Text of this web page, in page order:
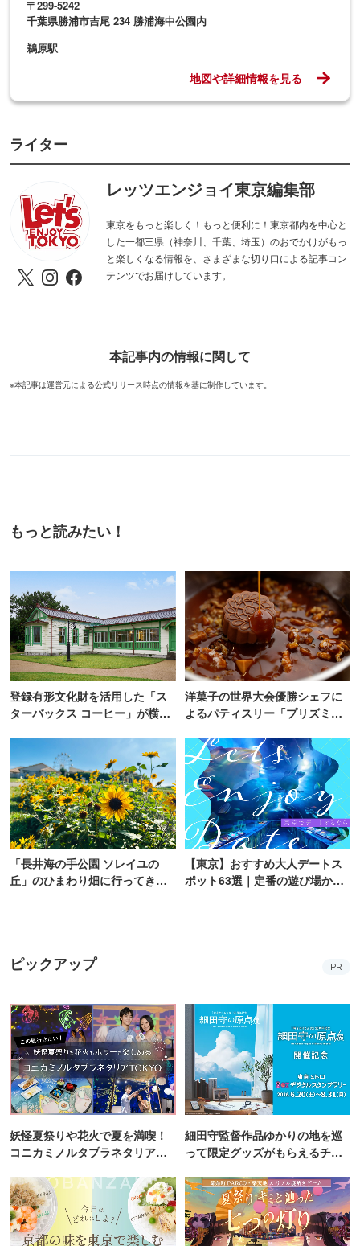
〒299-5242
千葉県勝浦市吉尾 234 勝浦海中公園内
鵜原駅
地図や詳細情報を見る
ライター
レッツエンジョイ東京編集部
東京をもっと楽しく！もっと便利に！東京都内を中心と
した一都三県（神奈川、千葉、埼玉）のおでかけがもっ
と楽しくなる情報を、さまざまな切り口による記事コン
テンツでお届けしています。
本記事内の情報に関して
※本記事は運営元による公式リリース時点の情報を基に制作しています。
もっと読みたい！
登録有形文化財を活用した「ス
ターバックス コーヒー」が横
洋菓子の世界大会優勝シェフに
よるパティスリー「プリズミッ
「長井海の手公園 ソレイユの
丘」のひまわり畑に行ってき
【東京】おすすめ大人デートス
ポット63選｜定番の遊び場から
ピックアップ PR
妖怪夏祭りや花火で夏を満喫！
コニカミノルタプラネタリア
細田守監督作品ゆかりの地を巡
って限定グッズがもらえるチャ